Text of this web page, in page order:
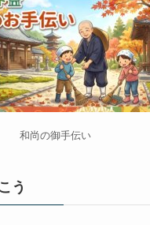
和尚の御手伝い
う